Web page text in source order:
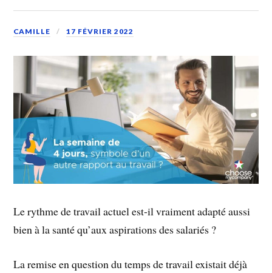
CAMILLE 17 FÉVRIER 2022
Le rythme de travail actuel est-il vraiment adapté aussi
bien à la santé qu’aux aspirations des salariés ?
La remise en question du temps de travail existait déjà